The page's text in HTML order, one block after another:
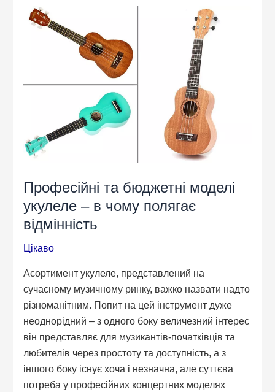
який
підійде
Професійні та бюджетні моделі
укулеле – в чому полягає
відмінність
Цікаво
Асортимент укулеле, представлений на
сучасному музичному ринку, важко назвати надто
різноманітним. Попит на цей інструмент дуже
неоднорідний – з одного боку величезний інтерес
він представляє для музикантів-початківців та
любителів через простоту та доступність, а з
іншого боку існує хоча і незначна, але суттєва
потреба у професійних концертних моделях